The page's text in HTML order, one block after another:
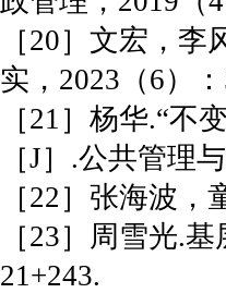
［20］文宏，
实，2023（6）
［21］杨华.“
［J］.公共管理
［22］张海波
［23］周雪光.
21+243.